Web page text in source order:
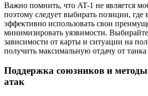
Важно помнить, что AT-1 не является
поэтому следует выбирать позиции, где
эффективно использовать свои
минимизировать уязвимости.
зависимости от карты и ситуации на
получить максимальную отдачу от
Поддержка союзников и
атак